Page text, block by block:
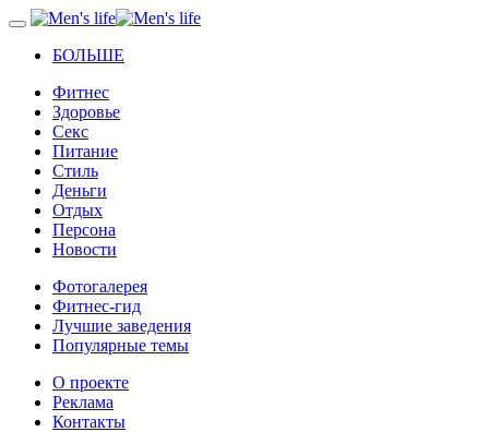
БОЛЬШЕ
Фитнес
Здоровье
Секс
Питание
Стиль
Деньги
Отдых
Персона
Новости
Фотогалерея
Фитнес-гид
Лучшие заведения
Популярные темы
О проекте
Реклама
Контакты